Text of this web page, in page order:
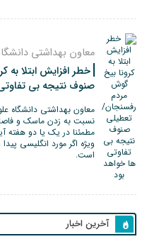
معاون بهداشتی
خطر افزایش ابتلا
صنوف نتیجه بی
معاون بهداشتی دانشگاه
نسبت به زدن ماسک و
مطمئنا در یک یا دو هفته
ویژه اگر مورد انگلیسی
است.
آخرین اخبار